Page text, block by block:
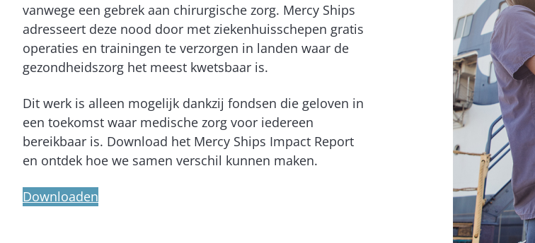
vanwege een gebrek aan chirurgische zorg. Mercy Ships
adresseert deze nood door met ziekenhuisschepen gratis
operaties en trainingen te verzorgen in landen waar de
gezondheidszorg het meest kwetsbaar is.
Dit werk is alleen mogelijk dankzij fondsen die geloven in
een toekomst waar medische zorg voor iedereen
bereikbaar is. Download het Mercy Ships Impact Report
en ontdek hoe we samen verschil kunnen maken.
Downloaden